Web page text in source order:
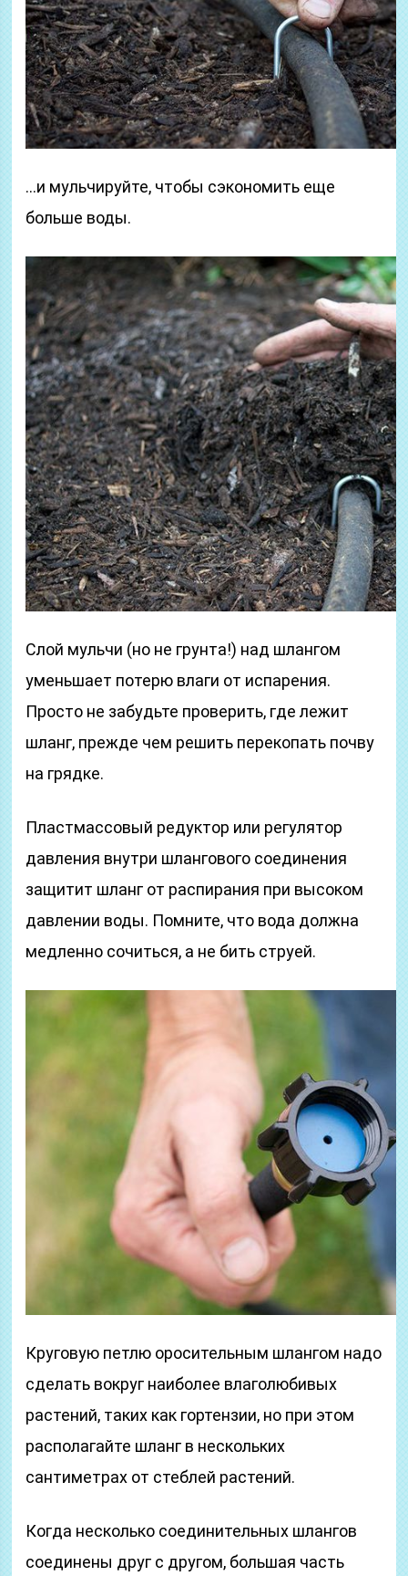
…и мульчируйте, чтобы сэкономить еще
больше воды.
Слой мульчи (но не грунта!) над шлангом
уменьшает потерю влаги от испарения.
Просто не забудьте проверить, где лежит
шланг, прежде чем решить перекопать почву
на грядке.
Пластмассовый редуктор или регулятор
давления внутри шлангового соединения
защитит шланг от распирания при высоком
давлении воды. Помните, что вода должна
медленно сочиться, а не бить струей.
Круговую петлю оросительным шлангом надо
сделать вокруг наиболее влаголюбивых
растений, таких как гортензии, но при этом
располагайте шланг в нескольких
сантиметрах от стеблей растений.
Когда несколько соединительных шлангов
соединены друг с другом, большая часть